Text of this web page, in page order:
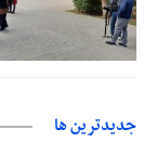
جديدترين ها